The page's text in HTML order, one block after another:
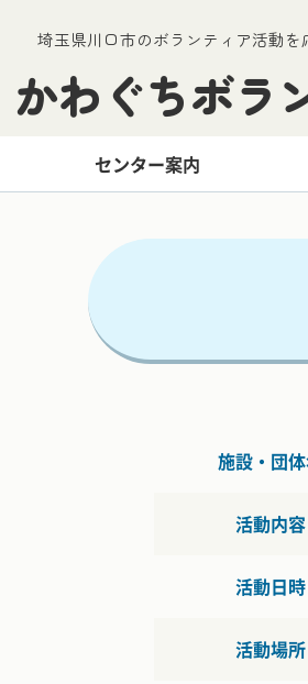
埼玉県川口市のボランティア活動を
かわぐちボラ
センター案内
施設・団
活動内容
活動日時
活動場所